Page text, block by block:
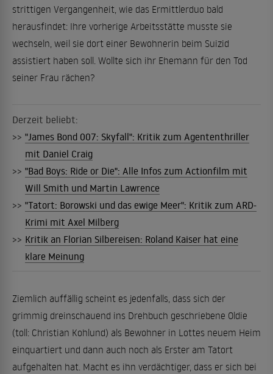
strittigen Vergangenheit, wie das Ermittlerduo bald
herausfindet: Ihre vorherige Arbeitsstätte musste sie
wechseln, weil sie dort einer Bewohnerin beim Suizid
assistiert haben soll. Wollte sich ihr Ehemann für den Tod
seiner Frau rächen?
Derzeit beliebt:
>> "James Bond 007: Skyfall": Kritik zum Agententhriller
mit Daniel Craig
>> "Bad Boys: Ride or Die": Alle Infos zum Actionfilm mit
Will Smith und Martin Lawrence
>> "Tatort: Borowski und das ewige Meer": Kritik zum ARD-
Krimi mit Axel Milberg
>> Kritik an Florian Silbereisen: Roland Kaiser hat eine
klare Meinung
Ziemlich auffällig scheint es jedenfalls, dass sich der
grimmig dreinschauend ins Drehbuch geschriebene Oldie
(toll: Christian Kohlund) als Bewohner in Lottes neuem Heim
einquartiert und dann auch noch als Erster am Tatort
aufgehalten hat. Macht es ihn verdächtiger, dass er sich bei